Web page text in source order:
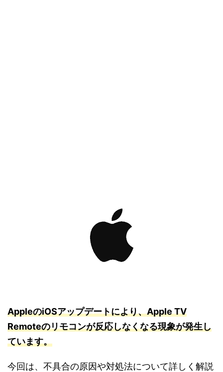
AppleのiOSアップデートにより、Apple TV
Remoteのリモコンが反応しなくなる現象が発生し
ています。
今回は、不具合の原因や対処法について詳しく解説